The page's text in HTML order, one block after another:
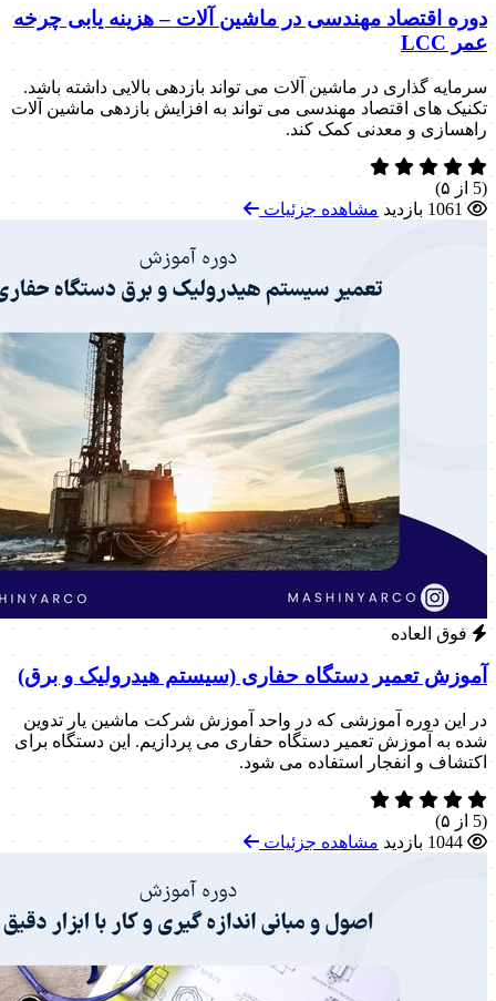
دوره اقتصاد مهندسی در ماشین آلات – هزینه یابی چرخه
عمر LCC
سرمایه گذاری در ماشین آلات می تواند بازدهی بالایی داشته باشد.
تکنیک های اقتصاد مهندسی می تواند به افزایش بازدهی ماشین آلات
راهسازی و معدنی کمک کند.
(5 از ۵)
1061 بازدید
مشاهده جزئیات
فوق العاده
آموزش تعمیر دستگاه حفاری (سیستم هیدرولیک و برق)
در این دوره آموزشی که در واحد آموزش شرکت ماشین یار تدوین
شده به آموزش تعمیر دستگاه حفاری می پردازیم. این دستگاه برای
اکتشاف و انفجار استفاده می شود.
(5 از ۵)
1044 بازدید
مشاهده جزئیات